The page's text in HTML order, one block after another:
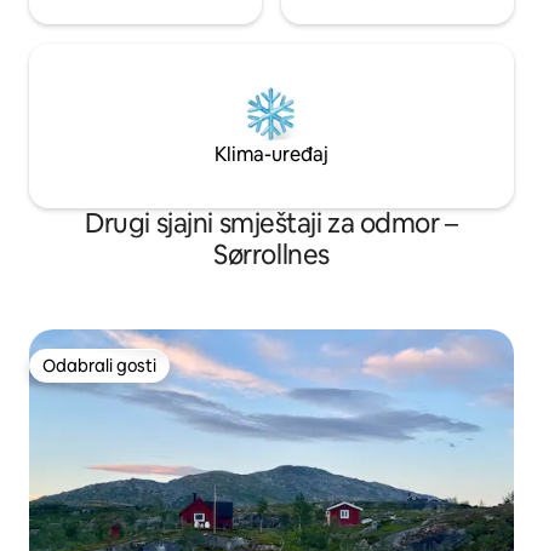
Klima-uređaj
Drugi sjajni smještaji za odmor –
Sørrollnes
Odabrali gosti
Odabrali gosti